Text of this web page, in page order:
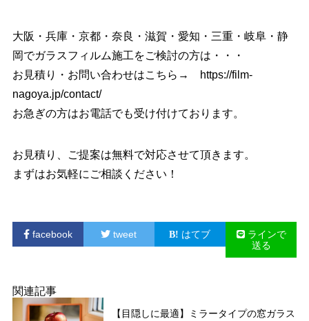
大阪・兵庫・京都・奈良・滋賀・愛知・三重・岐阜・静
岡でガラスフィルム施工をご検討の方は・・・
お見積り・お問い合わせはこちら→
https://film-
nagoya.jp/contact/
お急ぎの方はお電話でも受け付けております。
お見積り、ご提案は無料で対応させて頂きます。
まずはお気軽にご相談ください！
facebook tweet はてブ
ラインで
送る
関連記事
【目隠しに最適】ミラータイプの窓ガラス